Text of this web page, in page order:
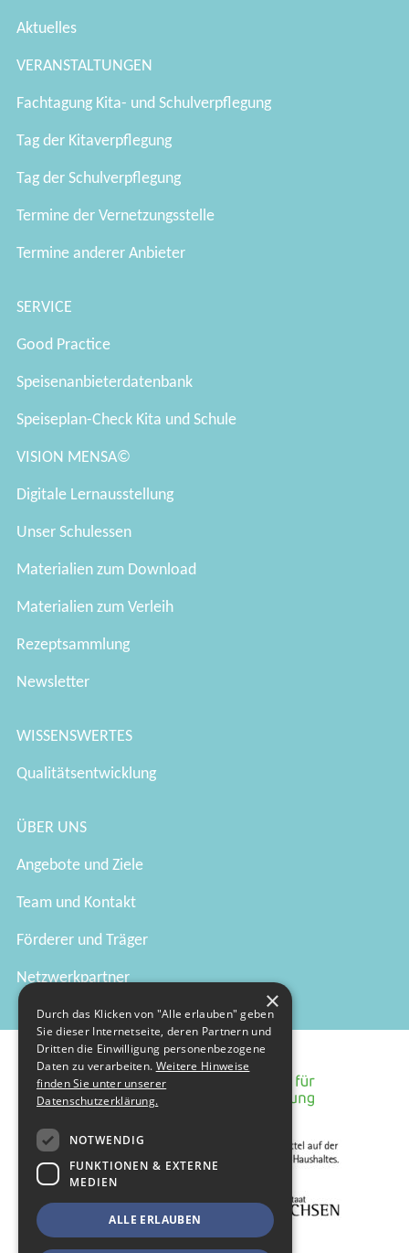
Aktuelles
VERANSTALTUNGEN
Fachtagung Kita- und Schulverpflegung
Tag der Kitaverpflegung
Tag der Schulverpflegung
Termine der Vernetzungsstelle
Termine anderer Anbieter
SERVICE
Good Practice
Speisenanbieterdatenbank
Speiseplan-Check Kita und Schule
VISION MENSA©
Digitale Lernausstellung
Unser Schulessen
Materialien zum Download
Materialien zum Verleih
Rezeptsammlung
Newsletter
WISSENSWERTES
Qualitätsentwicklung
ÜBER UNS
Angebote und Ziele
Team und Kontakt
Förderer und Träger
Netzwerkpartner
×
Durch das Klicken von "Alle erlauben" geben
Sie dieser Internetseite, deren Partnern und
Dritten die Einwilligung personenbezogene
Daten zu verarbeiten. Weitere Hinweise
finden Sie unter unserer
Datenschutzerklärung.
NOTWENDIG
FUNKTIONEN & EXTERNE
MEDIEN
ALLE ERLAUBEN